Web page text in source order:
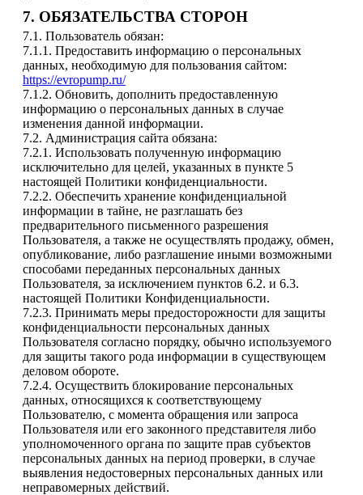
7. ОБЯЗАТЕЛЬСТВА СТОРОН
7.1. Пользователь обязан:
7.1.1. Предоставить информацию о персональных
данных, необходимую для пользования сайтом:
https://evropump.ru/
7.1.2. Обновить, дополнить предоставленную
информацию о персональных данных в случае
изменения данной информации.
7.2. Администрация сайта обязана:
7.2.1. Использовать полученную информацию
исключительно для целей, указанных в пункте 5
настоящей Политики конфиденциальности.
7.2.2. Обеспечить хранение конфиденциальной
информации в тайне, не разглашать без
предварительного письменного разрешения
Пользователя, а также не осуществлять продажу, обмен,
опубликование, либо разглашение иными возможными
способами переданных персональных данных
Пользователя, за исключением пунктов 6.2. и 6.3.
настоящей Политики Конфиденциальности.
7.2.3. Принимать меры предосторожности для защиты
конфиденциальности персональных данных
Пользователя согласно порядку, обычно используемого
для защиты такого рода информации в существующем
деловом обороте.
7.2.4. Осуществить блокирование персональных
данных, относящихся к соответствующему
Пользователю, с момента обращения или запроса
Пользователя или его законного представителя либо
уполномоченного органа по защите прав субъектов
персональных данных на период проверки, в случае
выявления недостоверных персональных данных или
неправомерных действий.